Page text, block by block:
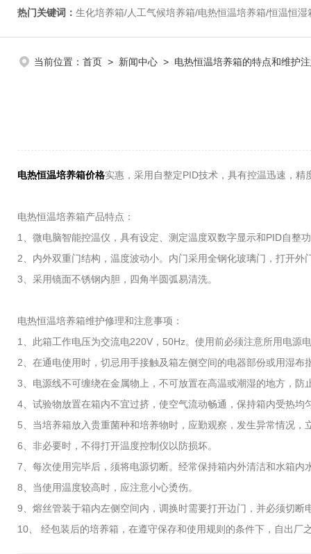
热门关键词： 生化培养箱/人工气候培养箱/电热恒温培养箱/恒温恒湿箱/光照培养箱/二氧化碳培养箱
当前位置： 首页 > 新闻中心 > 电热恒温培养箱的特点和维护
电热恒温培养箱价格实惠，采用自整定PID技术，具有控温迅速，
电热恒温培养箱产品特点：
1、微电脑智能控温仪，具有设定、测定温度双数字显示和PID自整
2、内外双重门结构，温度波动小。内门采用全钢化玻璃门，打开外
3、采用镜面不锈钢内胆，四角半圆弧易清洗。
电热恒温培养箱维护修理和注意事项：
1、此箱工作电压为交流电220V，50Hz。使用前必须注意所用电源
2、在通电使用时，切忌用手接触及箱左侧空间的电器部份或用湿布
3、电源线不可缠绕在金属物上，不可放置在高温或潮湿的地方，防
4、试验物放置在箱内不宜过挤，使空气流动畅通，保持箱内受热
5、当培养箱放入贵重菌种和培养物时，应勤观察，发生异常情况
6、非必要时，不得打开温度控制仪以防损坏。
7、每次使用完毕后，须将电源切断。经常保持箱内外清洁和水箱内
8、当使用温度较高时，应注意小心烫伤。
9、熔丝管装于箱内左侧空间内，调换时需要打开边门，并必须切断
10、 经包装后的培养箱，在遵守保存和使用规则的条件下，自出